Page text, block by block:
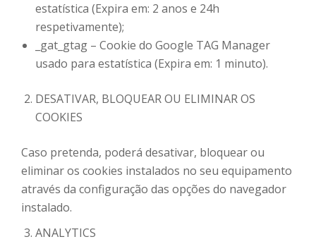
estatística (Expira em: 2 anos e 24h
respetivamente);
_gat_gtag – Cookie do Google TAG Manager
usado para estatística (Expira em: 1 minuto).
DESATIVAR, BLOQUEAR OU ELIMINAR OS
COOKIES
Caso pretenda, poderá desativar, bloquear ou
eliminar os cookies instalados no seu equipamento
através da configuração das opções do navegador
instalado.
ANALYTICS